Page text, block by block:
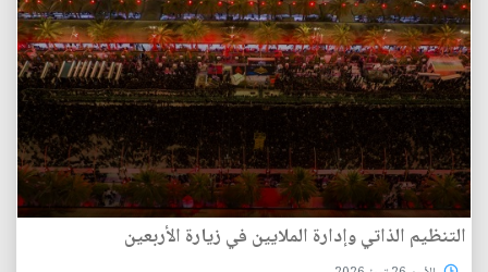
التنظيم الذاتي وإدارة الملايين في زيارة الأربعين